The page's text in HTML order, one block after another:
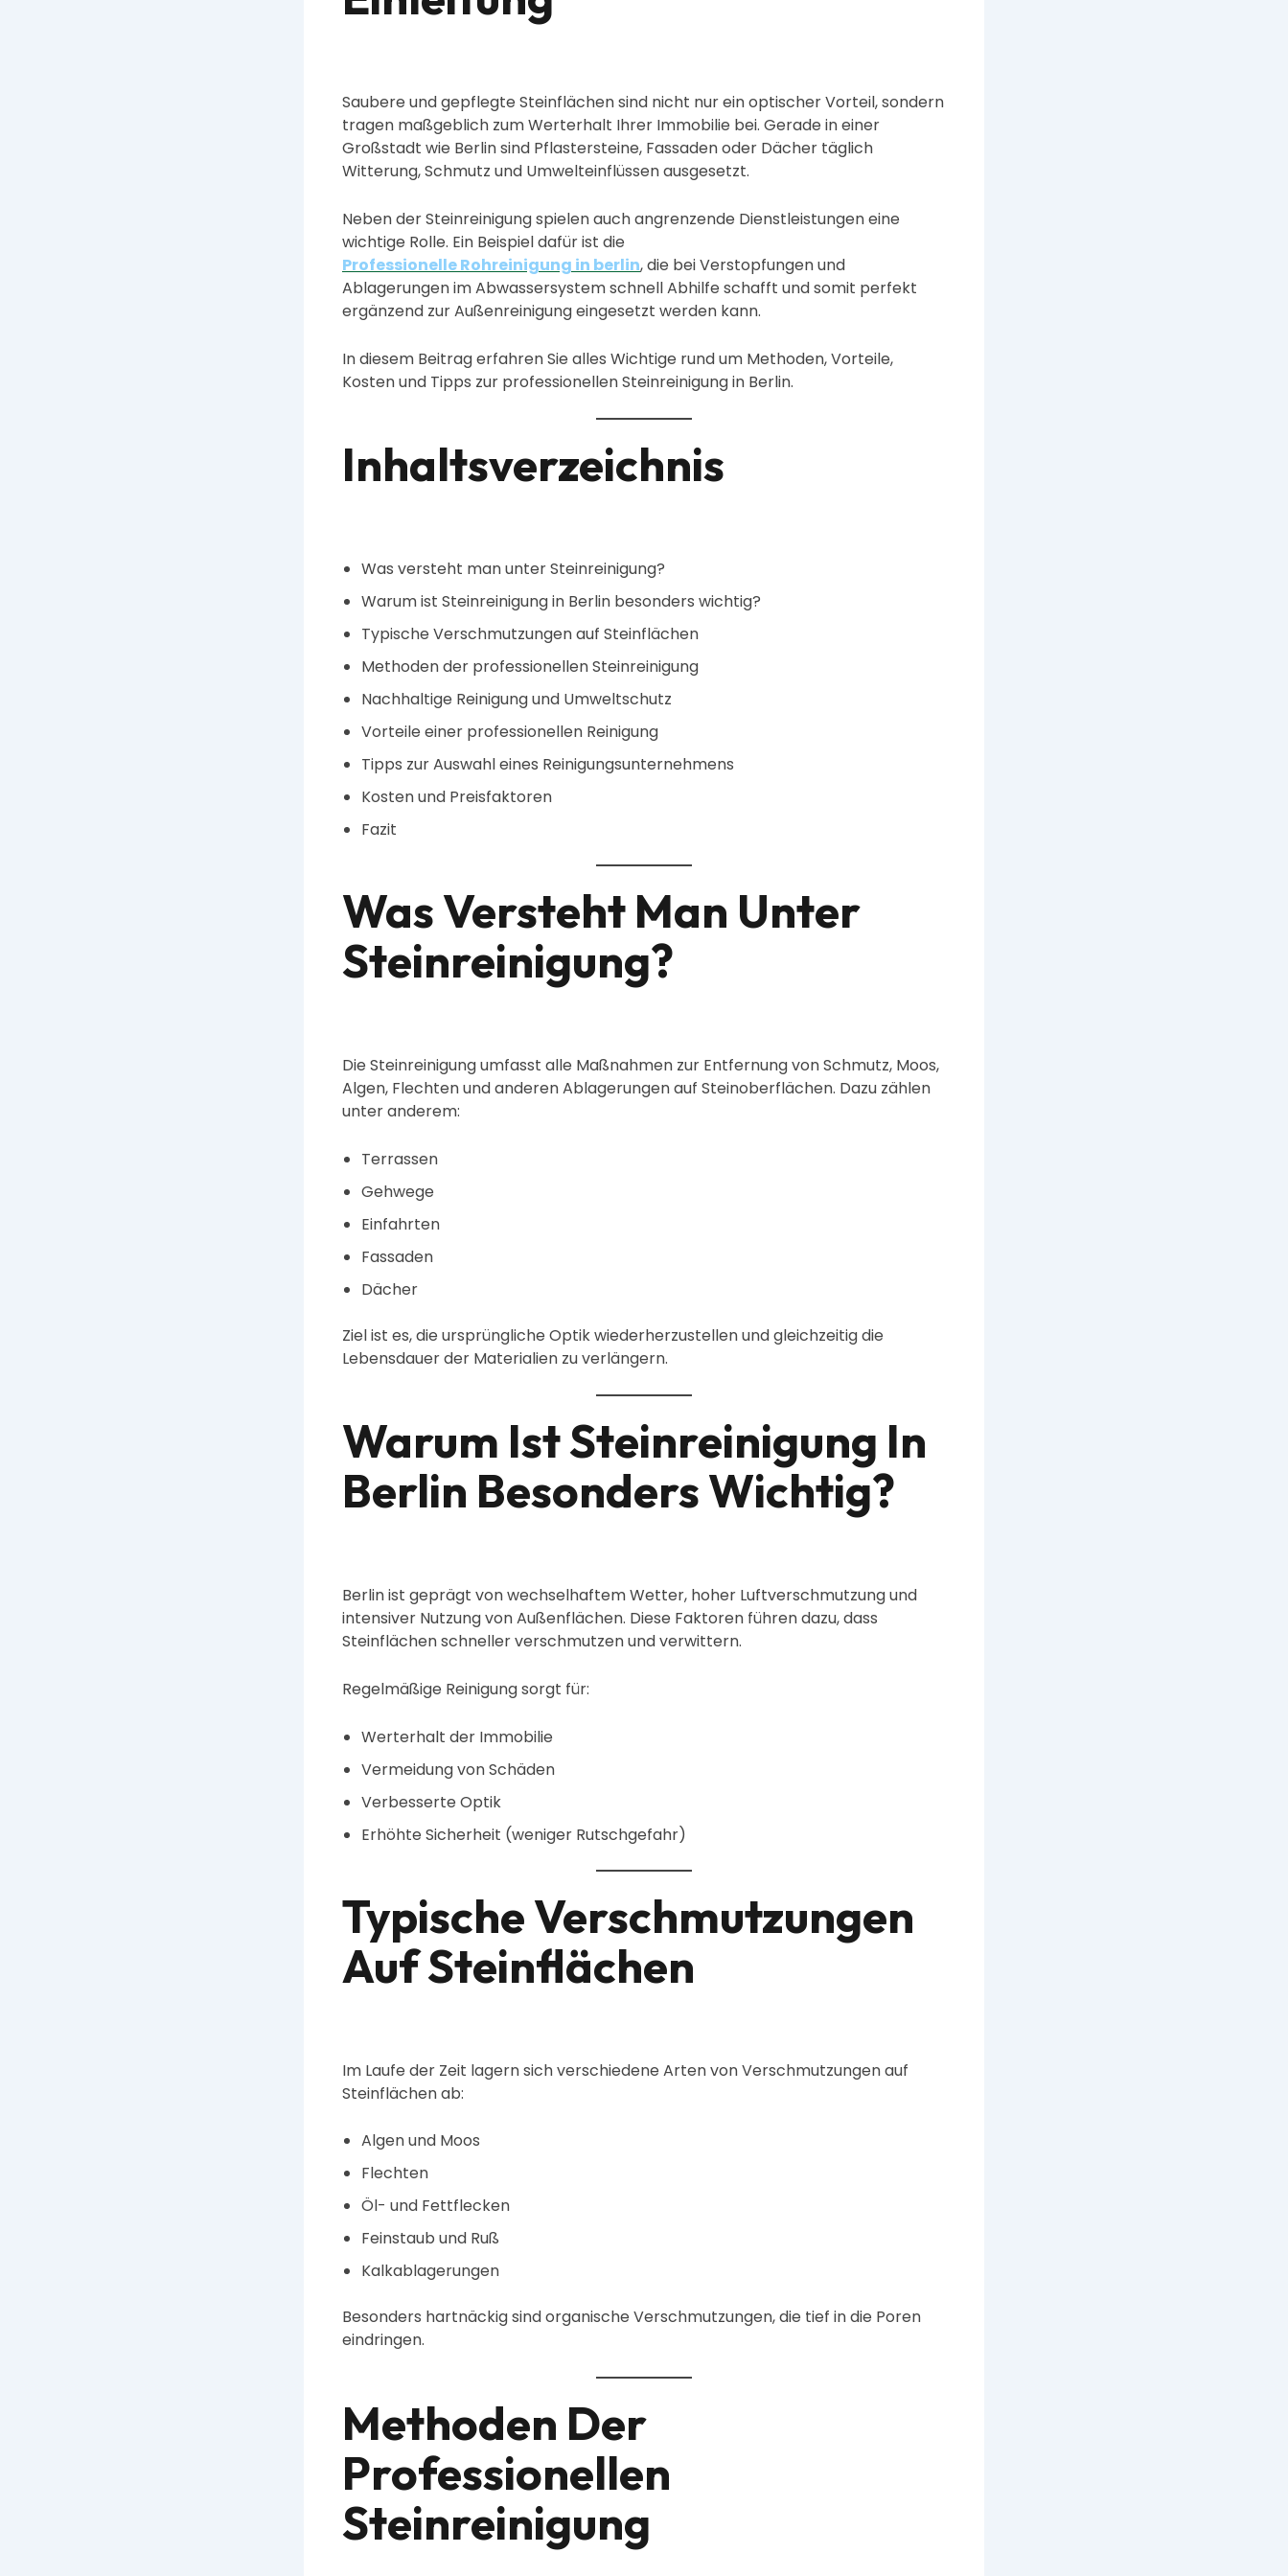
Saubere und gepflegte Steinflächen sind nicht nur ein optischer Vorteil, sondern
tragen maßgeblich zum Werterhalt Ihrer Immobilie bei. Gerade in einer
Großstadt wie Berlin sind Pflastersteine, Fassaden oder Dächer täglich
Witterung, Schmutz und Umwelteinflüssen ausgesetzt.
Neben der Steinreinigung spielen auch angrenzende Dienstleistungen eine
wichtige Rolle. Ein Beispiel dafür ist die
Professionelle Rohreinigung in berlin, die bei Verstopfungen und
Ablagerungen im Abwassersystem schnell Abhilfe schafft und somit perfekt
ergänzend zur Außenreinigung eingesetzt werden kann.
In diesem Beitrag erfahren Sie alles Wichtige rund um Methoden, Vorteile,
Kosten und Tipps zur professionellen Steinreinigung in Berlin.
Inhaltsverzeichnis
Was versteht man unter Steinreinigung?
Warum ist Steinreinigung in Berlin besonders wichtig?
Typische Verschmutzungen auf Steinflächen
Methoden der professionellen Steinreinigung
Nachhaltige Reinigung und Umweltschutz
Vorteile einer professionellen Reinigung
Tipps zur Auswahl eines Reinigungsunternehmens
Kosten und Preisfaktoren
Fazit
Was Versteht Man Unter
Steinreinigung?
Die Steinreinigung umfasst alle Maßnahmen zur Entfernung von Schmutz, Moos,
Algen, Flechten und anderen Ablagerungen auf Steinoberflächen. Dazu zählen
unter anderem:
Terrassen
Gehwege
Einfahrten
Fassaden
Dächer
Ziel ist es, die ursprüngliche Optik wiederherzustellen und gleichzeitig die
Lebensdauer der Materialien zu verlängern.
Warum Ist Steinreinigung In
Berlin Besonders Wichtig?
Berlin ist geprägt von wechselhaftem Wetter, hoher Luftverschmutzung und
intensiver Nutzung von Außenflächen. Diese Faktoren führen dazu, dass
Steinflächen schneller verschmutzen und verwittern.
Regelmäßige Reinigung sorgt für:
Werterhalt der Immobilie
Vermeidung von Schäden
Verbesserte Optik
Erhöhte Sicherheit (weniger Rutschgefahr)
Typische Verschmutzungen
Auf Steinflächen
Im Laufe der Zeit lagern sich verschiedene Arten von Verschmutzungen auf
Steinflächen ab:
Algen und Moos
Flechten
Öl- und Fettflecken
Feinstaub und Ruß
Kalkablagerungen
Besonders hartnäckig sind organische Verschmutzungen, die tief in die Poren
eindringen.
Methoden Der
Professionellen
Steinreinigung